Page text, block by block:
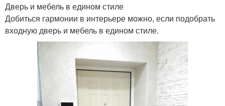
Дверь и мебель в едином стиле
Добиться гармонии в интерьере можно, если подобрать
входную дверь и мебель в едином стиле.